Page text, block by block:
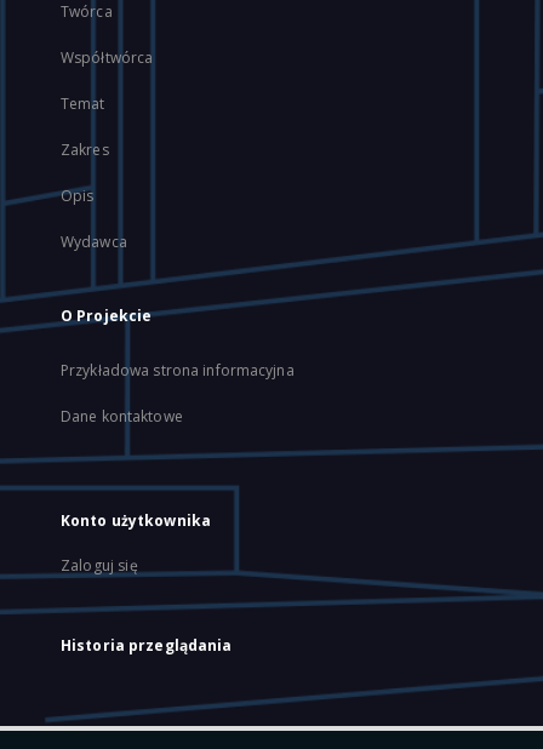
Twórca
Współtwórca
Temat
Zakres
Opis
Wydawca
O Projekcie
Przykładowa strona informacyjna
Dane kontaktowe
Konto użytkownika
Zaloguj się
Historia przeglądania